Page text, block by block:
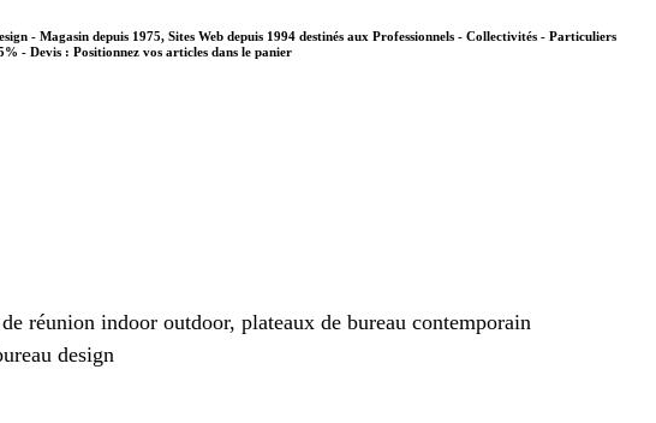
- Magasin depuis 1975, Sites Web depuis 1994 destinés aux Professionnels - Collectivités - Particuliers
- Devis : Positionnez vos articles dans le panier
réunion indoor outdoor, plateaux de bureau contemporain
design